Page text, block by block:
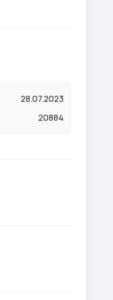
28.07.2023
20884